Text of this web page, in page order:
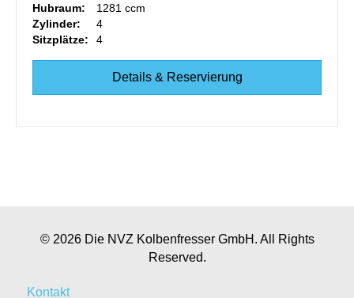
Hubraum:
1281 ccm
Zylinder:
4
Sitzplätze:
4
Details & Reservierung
© 2026 Die NVZ Kolbenfresser GmbH. All Rights
Reserved.
Kontakt